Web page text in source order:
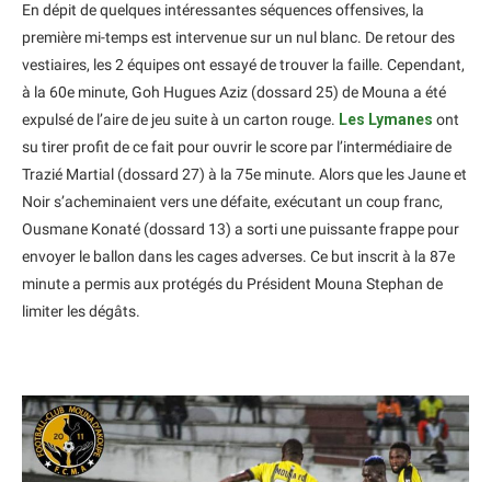
En dépit de quelques intéressantes séquences offensives, la
première mi-temps est intervenue sur un nul blanc. De retour des
vestiaires, les 2 équipes ont essayé de trouver la faille. Cependant,
à la 60e minute, Goh Hugues Aziz (dossard 25) de Mouna a été
expulsé de l’aire de jeu suite à un carton rouge. Les Lymanes ont
su tirer profit de ce fait pour ouvrir le score par l’intermédiaire de
Trazié Martial (dossard 27) à la 75e minute. Alors que les Jaune et
Noir s’acheminaient vers une défaite, exécutant un coup franc,
Ousmane Konaté (dossard 13) a sorti une puissante frappe pour
envoyer le ballon dans les cages adverses. Ce but inscrit à la 87e
minute a permis aux protégés du Président Mouna Stephan de
limiter les dégâts.